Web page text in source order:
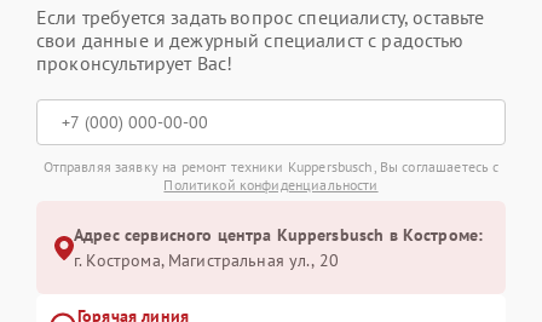
Если требуется задать вопрос специалисту, оставьте
свои данные и дежурный специалист с радостью
проконсультирует Вас!
Отправляя заявку на ремонт техники Kuppersbusch, Вы соглашаетесь с
Политикой конфиденциальности
Адрес сервисного центра Kuppersbusch в Костроме:
г. Кострома, Магистральная ул., 20
Горячая линия